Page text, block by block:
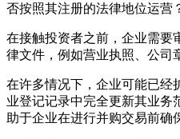
否按照其注册的法律地位运营
在接触投资者之前，企业需要
律文件，例如营业执照、公司
在许多情况下，企业可能已经
业登记记录中完全更新其业务
助于企业在进行并购交易前确